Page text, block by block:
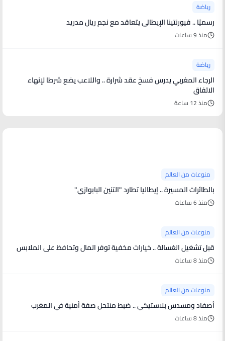
رياضة
رسميًا .. فيورنتينا الإيطالي يتعاقد مع نجم ريال مدريد
منذ 9 ساعات
رياضة
الرجاء المغربي يدرس فسخ عقد شرارة .. واللاعب يضع شرطا لإنهاء
الاتفاق
منذ 12 ساعة
منوعات من العالم
بالطائرات المسيرة .. إيطاليا تطارد "التنين البابوازي"
منذ 6 ساعات
منوعات من العالم
قبل تشغيل الغسالة .. خيارات مخفية توفر المال وتحافظ على الملابس
منذ 8 ساعات
منوعات من العالم
أصفاد ومسدس بلاستيكي .. ضبط منتحل صفة أمنية في المغرب
منذ 8 ساعات